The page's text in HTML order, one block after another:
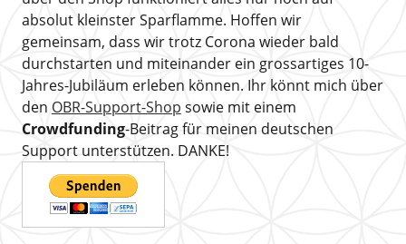
absolut kleinster Sparflamme. Hoffen wir
gemeinsam, dass wir trotz Corona wieder bald
durchstarten und miteinander ein grossartiges 10-
Jahres-Jubiläum erleben können. Ihr könnt mich über
den OBR-Support-Shop sowie mit einem
Crowdfunding-Beitrag für meinen deutschen
Support unterstützen. DANKE!